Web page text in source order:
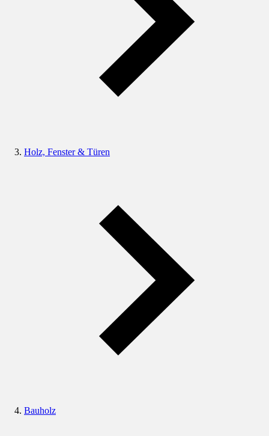
Holz, Fenster & Türen
Bauholz